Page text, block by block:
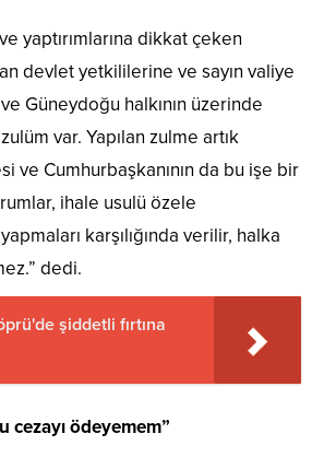
yaptırımlarına dikkat çeken
devlet yetkililerine ve sayın valiye
Güneydoğu halkının üzerinde
zulüm var. Yapılan zulme artık
ve Cumhurbaşkanının da bu işe bir
ihale usulü özele
karşılığında verilir, halka
dedi.
şiddetli fırtına
cezayı ödeyemem”